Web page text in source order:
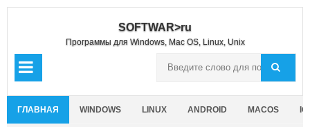
SOFTWAR>ru
Программы для Windows, Mac OS, Linux, Unix
ГЛАВНАЯ WINDOWS LINUX ANDROID MACOS